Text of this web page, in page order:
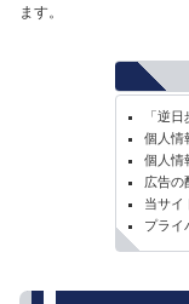
ます。
「逆
個人情
個人情
広告の
当サイ
プライ